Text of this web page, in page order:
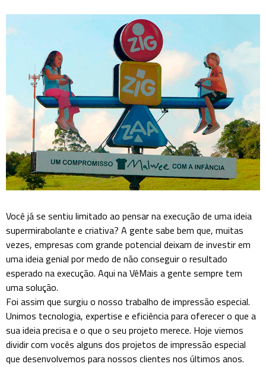
Você já se sentiu limitado ao pensar na execução de uma ideia
supermirabolante e criativa? A gente sabe bem que, muitas
vezes, empresas com grande potencial deixam de investir em
uma ideia genial por medo de não conseguir o resultado
esperado na execução. Aqui na VêMais a gente sempre tem
uma solução.
Foi assim que surgiu o nosso trabalho de impressão especial.
Unimos tecnologia, expertise e eficiência para oferecer o que a
sua ideia precisa e o que o seu projeto merece. Hoje viemos
dividir com vocês alguns dos projetos de impressão especial
que desenvolvemos para nossos clientes nos últimos anos.